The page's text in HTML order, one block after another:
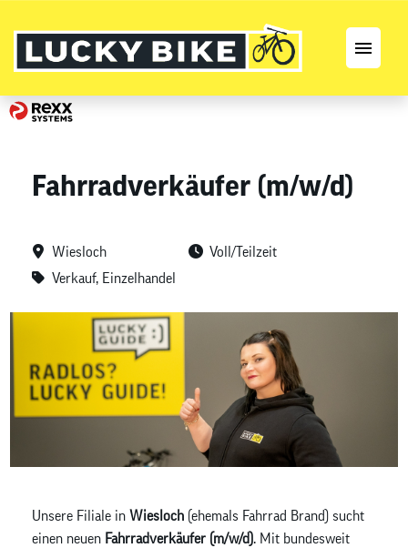
Stellenangebote
Fahrradverkäufer (m/w/d)
Wiesloch
Verkauf, Einzelhandel
Voll/Teilzeit
Unsere Filiale in Wiesloch (ehemals Fahrrad Brand) sucht
einen neuen Fahrradverkäufer (m/w/d). Mit bundesweit